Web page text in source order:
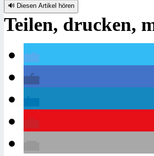
🔊 Diesen Artikel hören
Teilen, drucken,